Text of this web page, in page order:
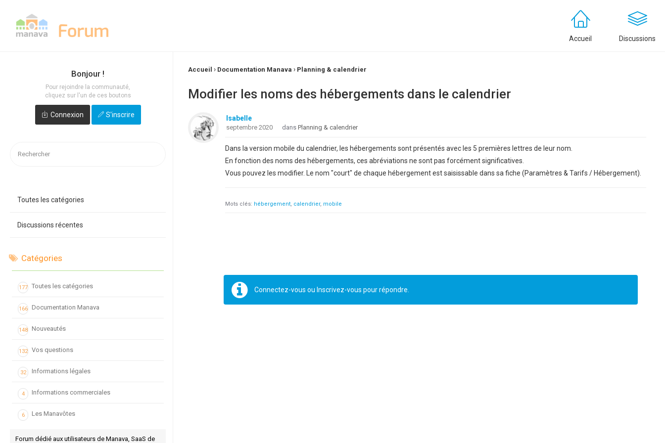
Accueil Discussions
Bonjour !
Pour rejoindre la communauté,
cliquez sur l'un de ces boutons
Connexion S'inscrire
Quick
Links
Toutes les catégories
Discussions récentes
Catégories
177 Toutes les catégories
166 Documentation Manava
148 Nouveautés
132 Vos questions
32 Informations légales
4 Informations commerciales
6 Les Manavôtes
Forum dédié aux utilisateurs de Manava, SaaS de
Accueil › Documentation Manava › Planning & calendrier
Modifier les noms des hébergements dans le calendrier
Isabelle
septembre 2020 dans Planning & calendrier
Dans la version mobile du calendrier, les hébergements sont présentés avec les 5 premières lettres de leur nom.
En fonction des noms des hébergements, ces abréviations ne sont pas forcément significatives.
Vous pouvez les modifier. Le nom "court" de chaque hébergement est saisissable dans sa fiche (Paramètres & Tarifs / Hébergement).
Mots clés: hébergement calendrier mobile
Connectez-vous ou Inscrivez-vous pour répondre.